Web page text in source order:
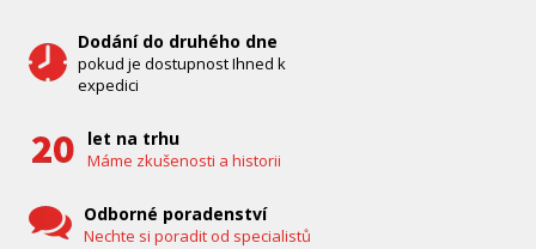
Dodání do druhého dne
pokud je dostupnost Ihned k
expedici
let na trhu
Máme zkušenosti a historii
Odborné poradenství
Nechte si poradit od specialistů